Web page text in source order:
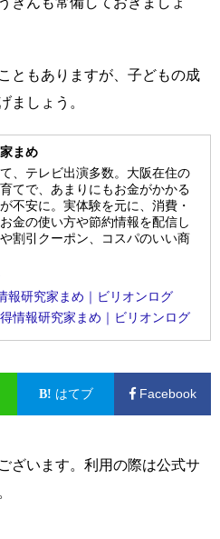
ともありますが、子どもの成
ましょう。
まめ
、テレビ出演多数。大阪在住の
てで、あまりにもお金がかかる
不安に。実体験を元に、消費・
金の使い方や節約情報を配信し
割引クーポン、コスパのいい商
報研究家まめ｜ビリオンログ
情報研究家まめ｜ビリオンログ
はてブ Facebook
ざいます。利用の際は公式サ